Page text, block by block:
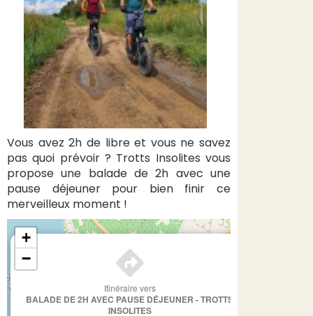
Vous avez 2h de libre et vous ne savez
pas quoi prévoir ? Trotts Insolites vous
propose une balade de 2h avec une
pause déjeuner pour bien finir ce
merveilleux moment !
Itinéraire vers
BALADE DE 2H AVEC PAUSE DÉJEUNER - TROTTS
INSOLITES
+
−